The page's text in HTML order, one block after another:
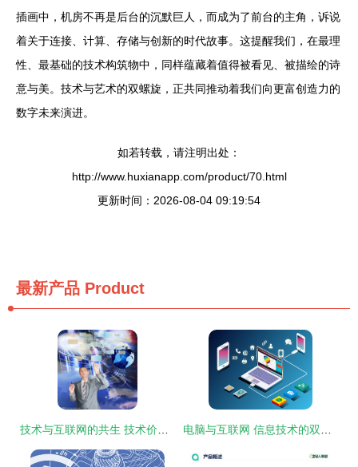
插画中，机房不再是后台的沉默巨人，而成为了前台的主角，诉说
着关于连接、计算、存储与创新的时代故事。这提醒我们，在最理
性、最基础的技术构筑物中，同样蕴藏着值得被看见、被描绘的诗
意与美。技术与艺术的双螺旋，正共同推动着我们向更富创造力的
数字未来演进。
如若转载，请注明出处：
http://www.huxianapp.com/product/70.html
更新时间：2026-08-04 09:19:54
最新产品 Product